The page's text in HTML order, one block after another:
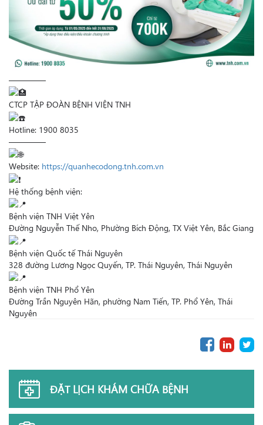
————–
CTCP TẬP ĐOÀN BỆNH VIỆN TNH
Hotline: 1900 8035
————–
Website: https://quanhecodong.tnh.com.vn
Hệ thống bệnh viện:
Bệnh viện TNH Việt Yên
Đường Nguyễn Thế Nho, Phường Bích Động, TX Việt Yên, Bắc Giang
Bệnh viện Quốc tế Thái Nguyên
328 đường Lương Ngọc Quyến, TP. Thái Nguyên, Thái Nguyên
Bệnh viện TNH Phổ Yên
Đường Trần Nguyên Hãn, phường Nam Tiến, TP. Phổ Yên, Thái
Nguyên
ĐẶT LỊCH KHÁM CHỮA BỆNH